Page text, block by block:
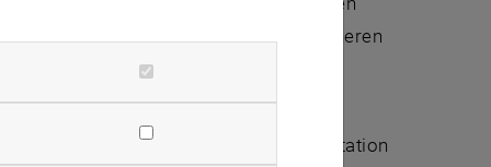
den Übergang zu einer klimafreundlicheren
mit Auszeichnung ab. Seine Dissertation